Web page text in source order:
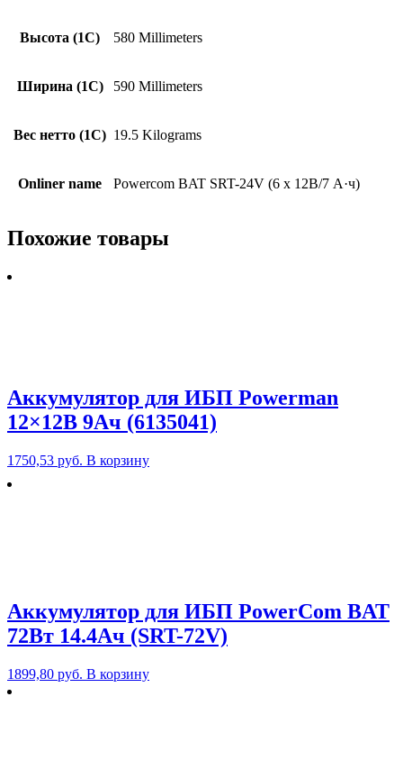
Высота (1С) 580 Millimeters
Ширина (1С) 590 Millimeters
Вес нетто (1С) 19.5 Kilograms
Onliner name Powercom BAT SRT-24V (6 x 12В/7 А·ч)
Похожие товары
Аккумулятор для ИБП Powerman
12×12В 9Ач (6135041)
1750,53 руб. В корзину
Аккумулятор для ИБП PowerCom BAT
72Вт 14.4Ач (SRT-72V)
1899,80 руб. В корзину